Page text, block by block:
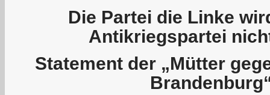
Die Partei die Linke
Antikriegspartei
Statement der „Mütter